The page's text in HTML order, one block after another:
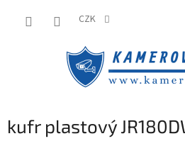
CZK
kufr plastový